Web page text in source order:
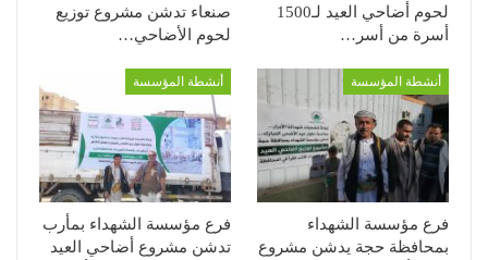
لحوم أضاحي العيد لـ1500
أسرة من أسر…
صنعاء تدشن مشروع توزيع
لحوم الأضاحي…
أنشطة المؤسسة
فرع مؤسسة الشهداء
بمحافظة حجة يدشن مشروع
أنشطة المؤسسة
فرع مؤسسة الشهداء بمأرب
تدشن مشروع أضاحي العيد